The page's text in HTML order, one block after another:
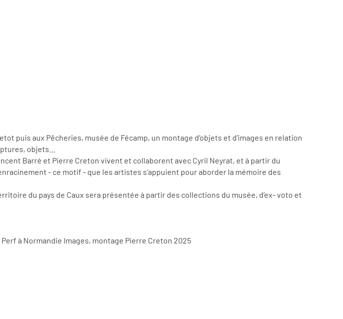
puis aux Pêcheries, musée de Fécamp, un montage d’objets et d’images en relation
objets...
Barré et Pierre Creton vivent et collaborent avec Cyril Neyrat, et à partir du
- ce motif - que les artistes s’appuient pour aborder la mémoire des
du pays de Caux sera présentée à partir des collections du musée, d’ex- voto et
à Normandie Images, montage Pierre Creton 2025